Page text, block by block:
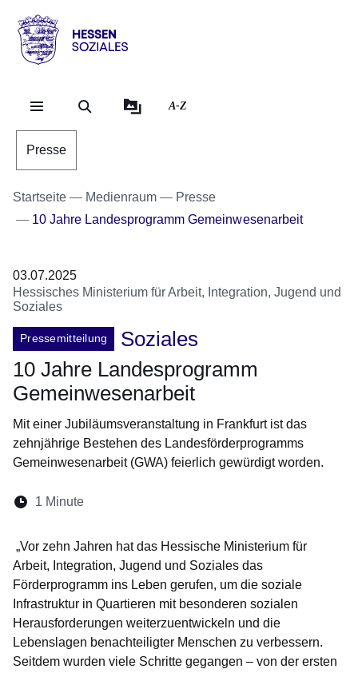
Hessen
Sozial
A-Z
Presse
Startseite Medienraum
Presse
10 Jahre Landesprogramm Gemeinwesenarbeit
03.07.2025
Hessisches Ministerium für Arbeit, Integration, Jugend und
Soziales
Pressemitteilung
Soziales
10 Jahre Landesprogramm
Gemeinwesenarbeit
Mit einer Jubiläumsveranstaltung in Frankfurt ist das
zehnjährige Bestehen des Landesförderprogramms
Gemeinwesenarbeit (GWA) feierlich gewürdigt worden.
Lesedauer:
1 Minute
„Vor zehn Jahren hat das Hessische Ministerium für
Arbeit, Integration, Jugend und Soziales das
Förderprogramm ins Leben gerufen, um die soziale
Infrastruktur in Quartieren mit besonderen sozialen
Herausforderungen weiterzuentwickeln und die
Lebenslagen benachteiligter Menschen zu verbessern.
Seitdem wurden viele Schritte gegangen – von der ersten